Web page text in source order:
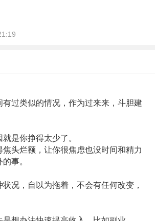
有过类似的情况，作为过来来，斗胆建
是你挣得太少了。
焦头烂额，让你很焦虑也没时间和精力
事。
状况，自以为拖着，不会有任何改变，